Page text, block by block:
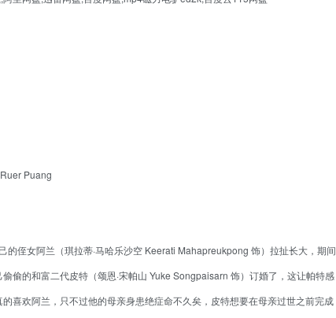
Puang
侄女阿兰（琪拉蒂·马哈乐沙空 Keerati Mahapreukpong 饰）拉扯长大，期间
偷的和富二代皮特（颂恩·宋帕山 Yuke Songpaisarn 饰）订婚了，这让帕特感
喜欢阿兰，只不过他的母亲身患绝症命不久矣，皮特想要在母亲过世之前完成